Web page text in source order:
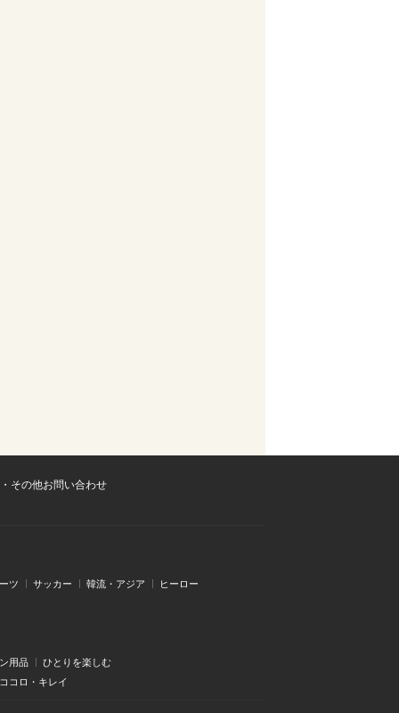
その他お問い合わせ
ツ サッカー 韓流・アジア ヒーロー
用品
ひとりを楽しむ
コロ・キレイ